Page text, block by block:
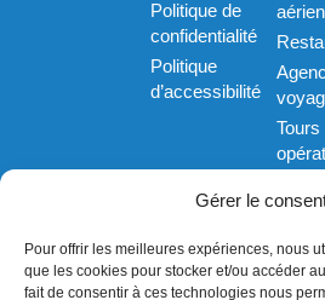
Gérer le
Pour offrir les meilleures expériences, nous
que les cookies pour stocker et/ou accéder
fait de consentir à ces technologies nous
Politique de
confidentialité
Politique
d’accessibilité
Tours
Taxis